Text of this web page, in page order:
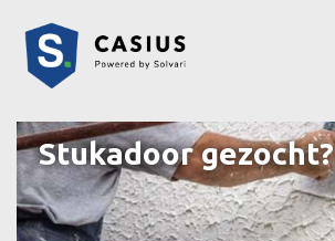
Stukadoor gezocht?